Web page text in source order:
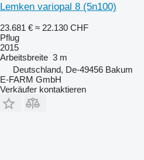
Lemken variopal 8 (5n100)
23.681 € ≈ 22.130 CHF
Pflug
2015
Arbeitsbreite 3 m
Deutschland, De-49456 Bakum
E-FARM GmbH
Verkäufer kontaktieren